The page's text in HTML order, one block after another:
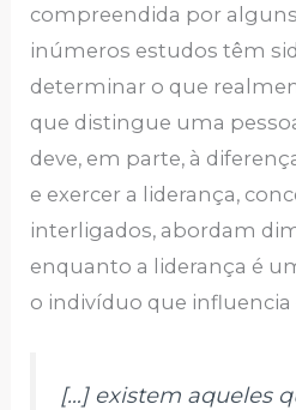
compreendida por
inúmeros estudos têm
determinar o que
que distingue uma
deve, em parte, à
e exercer a liderança,
interligados, abordam
enquanto a liderança é
o indivíduo que influencia
[…] existem aqueles